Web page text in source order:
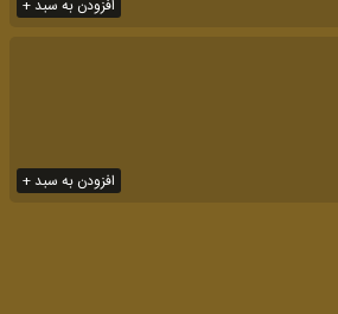
افزودن به سبد +
افزودن به سبد +